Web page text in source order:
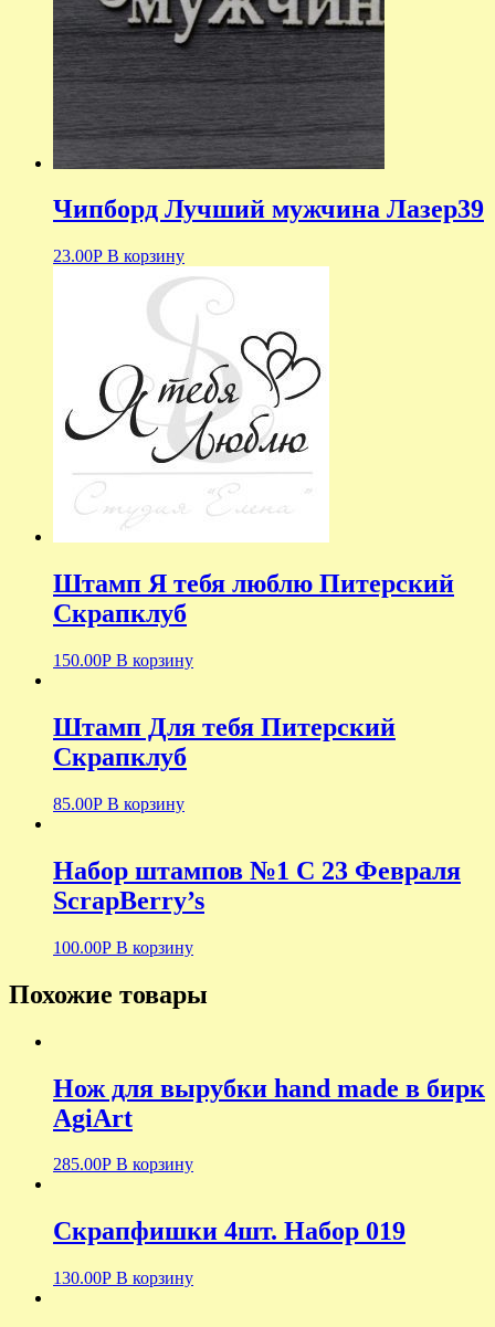
Чипборд Лучший мужчина Лазер39
23.00Р В корзину
Штамп Я тебя люблю Питерский
Скрапклуб
150.00Р В корзину
Штамп Для тебя Питерский
Скрапклуб
85.00Р В корзину
Набор штампов №1 С 23 Февраля
ScrapBerry’s
100.00Р В корзину
Похожие товары
Нож для вырубки hand made в бирк
AgiArt
285.00Р В корзину
Скрапфишки 4шт. Набор 019
130.00Р В корзину